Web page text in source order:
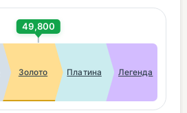
49,800
Золото Платина Легенда